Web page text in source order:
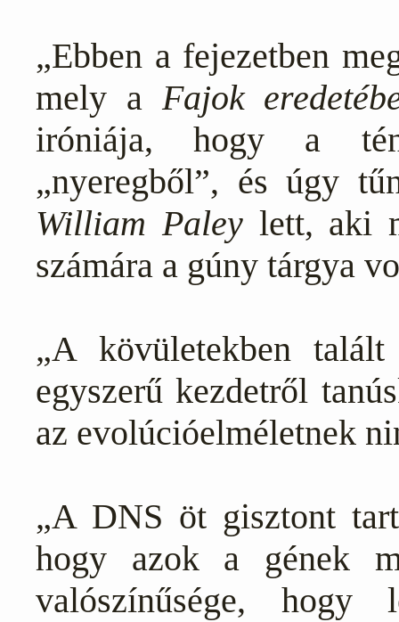
„Ebben a fejezetben
mely aFajok
iróniája, hogy a
„nyeregből”, és úgy
William Paleylett, aki
számára a gúny tárgya
„A kövületekben
egyszerű kezdetről
az evolúcióelméletnek
„A DNS öt gisztont
hogy azok a gének
valószínűsége, hogy